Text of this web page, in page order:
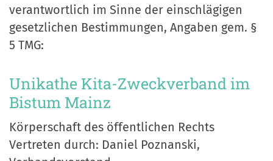
verantwortlich im Sinne der einschlägigen
gesetzlichen Bestimmungen, Angaben gem. §
5 TMG:
Unikathe Kita-Zweckverband im
Bistum Mainz
Körperschaft des öffentlichen Rechts
Vertreten durch: Daniel Poznanski,